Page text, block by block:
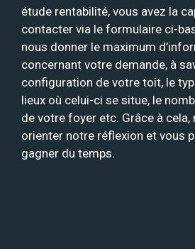
étude rentabilité, vous avez la
contacter via le formulaire ci-
nous donner le maximum
concernant votre demande, à
configuration de votre toit, le
lieux où celui-ci se situe, le
de votre foyer etc. Grâce à
orienter notre réflexion et vous
gagner du temps.